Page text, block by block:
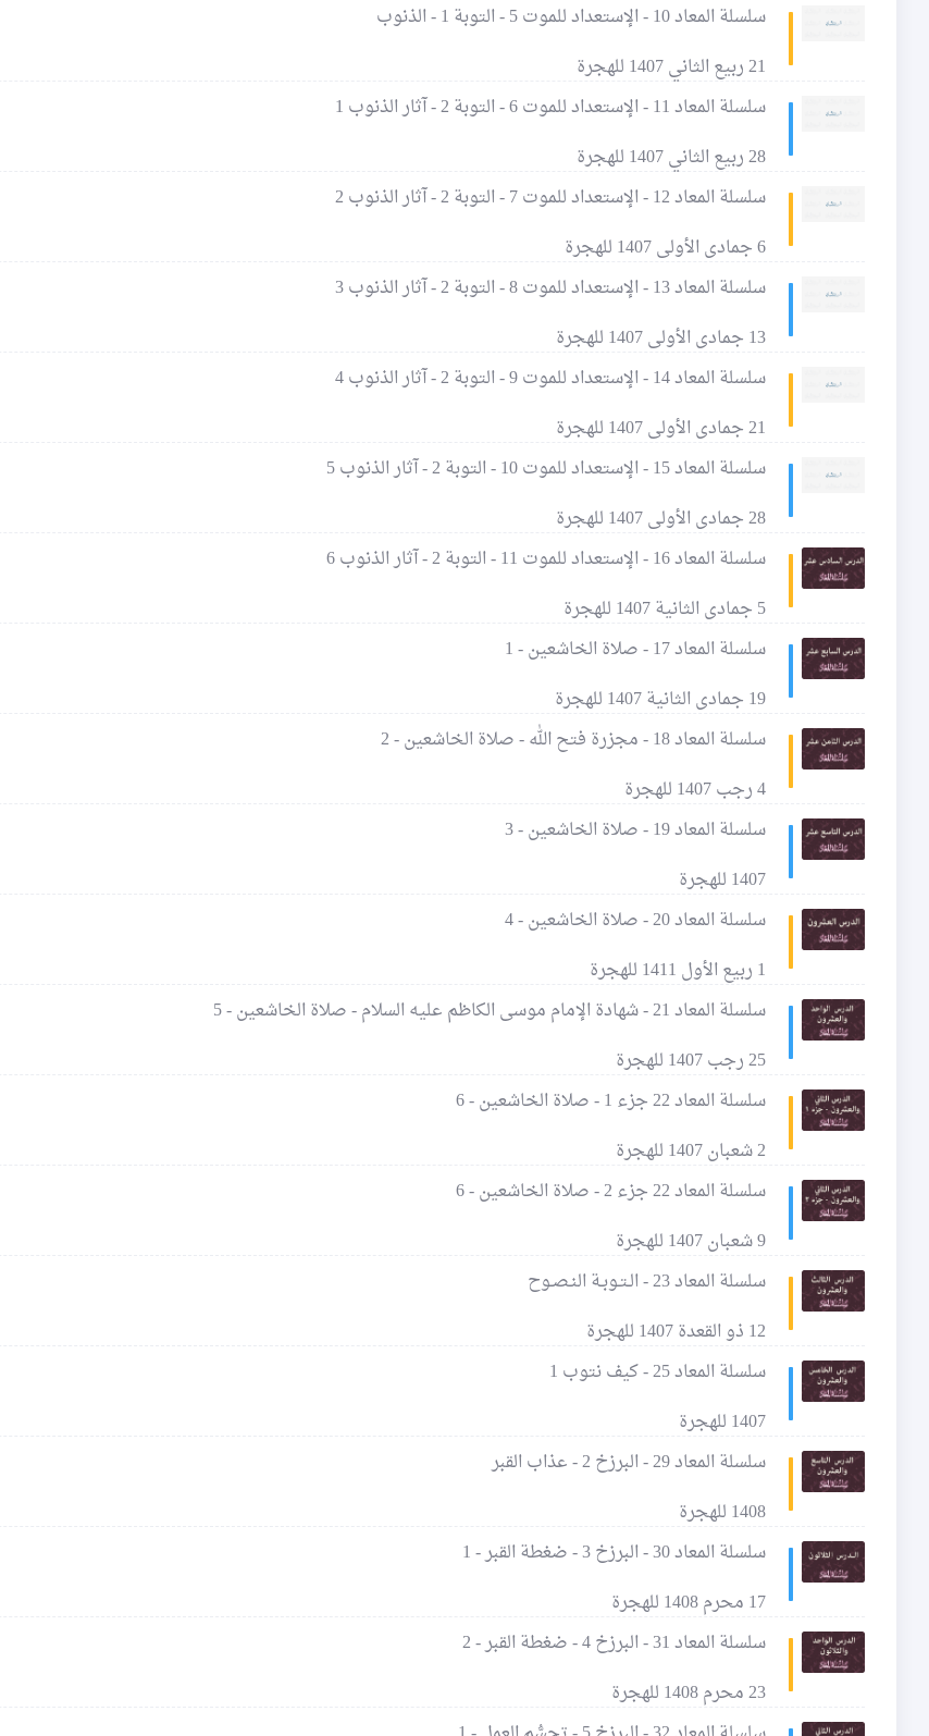
سلسلة المعاد 10 - الإستعداد للموت 5 - التوبة 1 - الذنوب
21 ربيع الثاني 1407 للهجرة
سلسلة المعاد 11 - الإستعداد للموت 6 - التوبة 2 - آثار الذنوب 1
28 ربيع الثاني 1407 للهجرة
سلسلة المعاد 12 - الإستعداد للموت 7 - التوبة 2 - آثار الذنوب 2
6 جمادى الأولى 1407 للهجرة
سلسلة المعاد 13 - الإستعداد للموت 8 - التوبة 2 - آثار الذنوب 3
13 جمادى الأولى 1407 للهجرة
سلسلة المعاد 14 - الإستعداد للموت 9 - التوبة 2 - آثار الذنوب 4
21 جمادى الأولى 1407 للهجرة
سلسلة المعاد 15 - الإستعداد للموت 10 - التوبة 2 - آثار الذنوب 5
28 جمادى الأولى 1407 للهجرة
سلسلة المعاد 16 - الإستعداد للموت 11 - التوبة 2 - آثار الذنوب 6
5 جمادى الثانية 1407 للهجرة
سلسلة المعاد 17 - صلاة الخاشعين - 1
19 جمادى الثانية 1407 للهجرة
سلسلة المعاد 18 - مجزرة فتح الله - صلاة الخاشعين - 2
4 رجب 1407 للهجرة
سلسلة المعاد 19 - صلاة الخاشعين - 3
1407 للهجرة
سلسلة المعاد 20 - صلاة الخاشعين - 4
1 ربيع الأول 1411 للهجرة
سلسلة المعاد 21 - شهادة الإمام موسى الكاظم عليه السلام - صلاة الخاشعين - 5
25 رجب 1407 للهجرة
سلسلة المعاد 22 جزء 1 - صلاة الخاشعين - 6
2 شعبان 1407 للهجرة
سلسلة المعاد 22 جزء 2 - صلاة الخاشعين - 6
9 شعبان 1407 للهجرة
سلسلة المعاد 23 - الـتـوبـة النـصـوح
12 ذو القعدة 1407 للهجرة
سلسلة المعاد 25 - كيف نتوب 1
1407 للهجرة
سلسلة المعاد 29 - البرزخ 2 - عذاب القبر
1408 للهجرة
سلسلة المعاد 30 - البرزخ 3 - ضغطة القبر - 1
17 محرم 1408 للهجرة
سلسلة المعاد 31 - البرزخ 4 - ضغطة القبر - 2
23 محرم 1408 للهجرة